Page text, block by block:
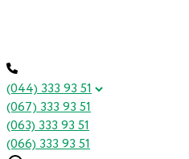
(044) 333 93 51
(067) 333 93 51
(063) 333 93 51
(066) 333 93 51